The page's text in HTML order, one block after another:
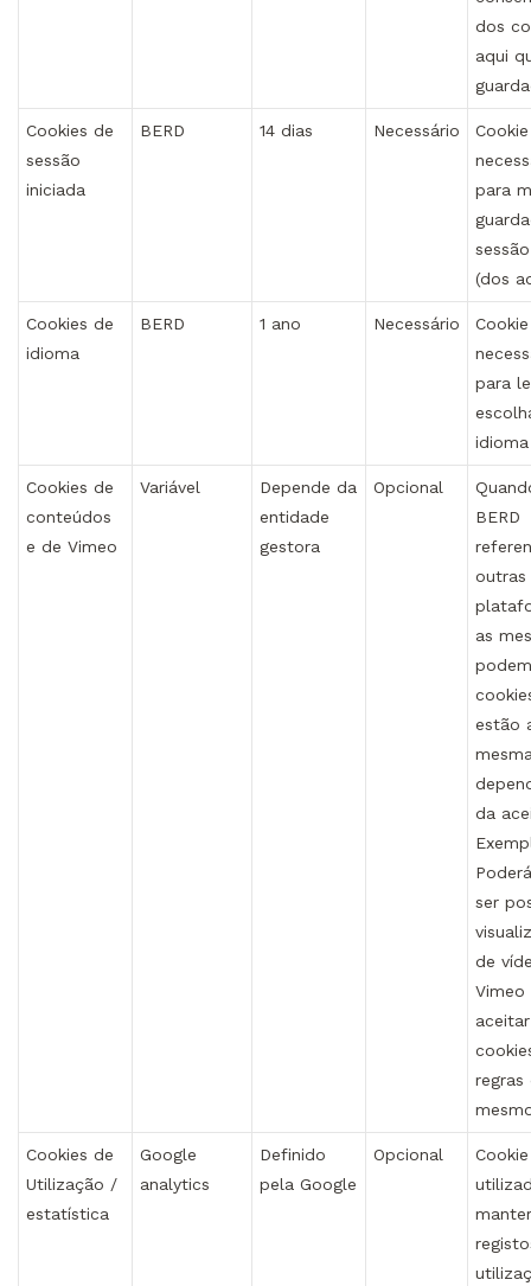
dos
aqui
Cookies de
sessão
iniciada
BERD 14 dias Necessário
para
(dos
Cookies de
idioma
BERD 1 ano Necessário
para
idioma
Cookies de
conteúdos
e de Vimeo
Variável
Depende da
entidade
gestora
Opcional
BERD
outras
as
estão
da
ser
de
Vimeo
regras
Cookies de
Utilização /
estatística
Google
analytics
Definido
pela Google
Opcional
Cookie